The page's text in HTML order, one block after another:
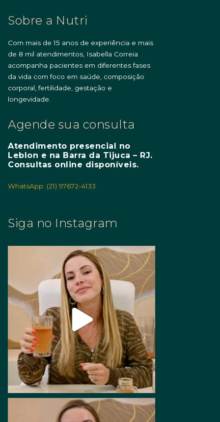
Sobre a Nutri
Com mais de 15 anos de experiência e mais
de 8 mil atendimentos, Isabella Correia
acompanha pacientes em diferentes fases
da vida com foco em saúde, composição
corporal, fertilidade, gestação e
longevidade.
Agende sua consulta
Atendimento presencial no
Leblon e na Barra da Tijuca – RJ.
Consultas online disponíveis.
WhatsApp: (21) 97672-4133
Siga no Instagram